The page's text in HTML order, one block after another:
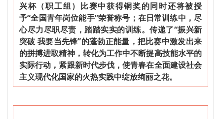
兴杯（职工组）比赛中获得铜奖的同时还将被授
予“全国青年岗位能手”荣誉称号；在日常训练中，尽
心尽力尽职尽责，踏踏实实的训练。传递了“振兴新
突破 我要当先锋”的蓬勃正能量，把比赛中激发出来
的拼搏进取精神，转化为工作中不断提高技能水平的
实际行动，紧跟新时代步伐，使青春在全面建设社会
主义现代化国家的火热实践中绽放绚丽之花。